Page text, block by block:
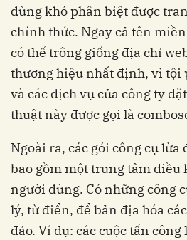
dùng khó phân biệt được
chính thức. Ngay cả tên
có thể trông giống địa chỉ
thương hiệu nhất định, vì tội
và các dịch vụ của công ty
thuật này được gọi là
Ngoài ra, các gói công cụ lừa
bao gồm một trung tâm điều
người dùng. Có những công
lý, từ điển, để bản địa hóa
đảo. Ví dụ: các cuộc tấn